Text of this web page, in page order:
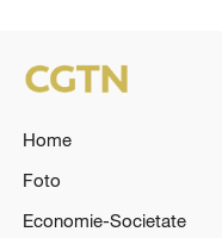
Home
Foto
Economie-Societate